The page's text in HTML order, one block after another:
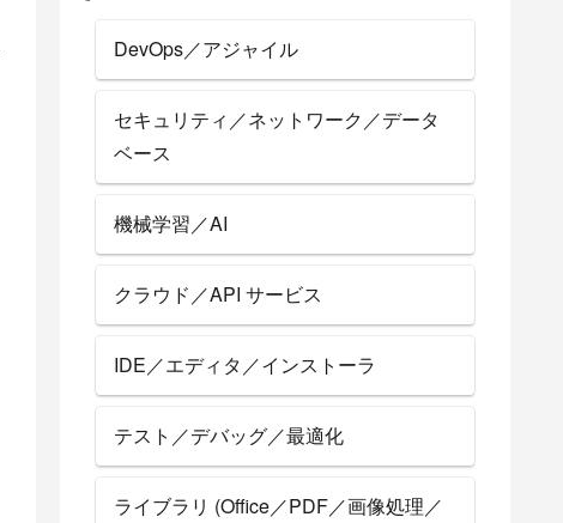
DevOps／アジャイル
セキュリティ／ネットワーク／データ
ベース
機械学習／AI
クラウド／API サービス
IDE／エディタ／インストーラ
テスト／デバッグ／最適化
ライブラリ (Office／PDF／画像処理／